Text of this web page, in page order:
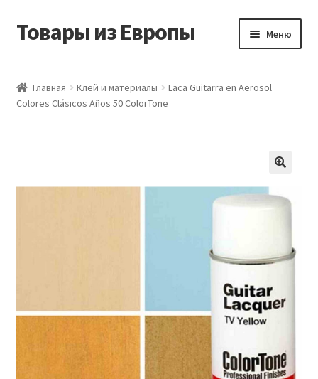
Перейти
Перейти
Товары из Европы Меню
Виды доставки
Оформление заказа
Подтверждение заказа
Главная Клей и материалы
Laca Guitarra en Aerosol
Colores Clásicos Años 50 ColorTone